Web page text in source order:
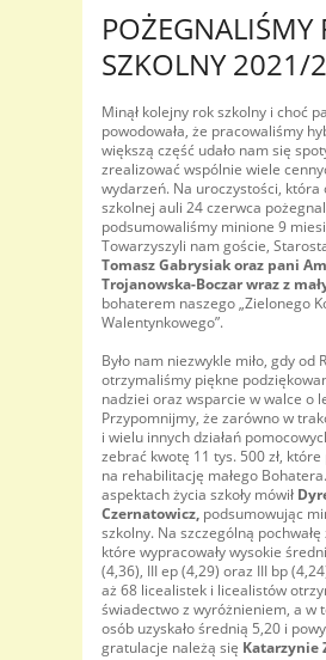
POŻEGNALIŚMY
SZKOLNY 2021/
Minął kolejny rok szkolny i choć
powodowała, że pracowaliśmy
większą część udało nam się
zrealizować wspólnie wiele
wydarzeń. Na uroczystości, która
szkolnej auli 24 czerwca
podsumowaliśmy minione 9
Towarzyszyli nam goście,
Tomasz Gabrysiak oraz pani
Trojanowska-Boczar wraz z
bohaterem naszego „Zielonego
Walentynkowego”.
Było nam niezwykle miło, gdy od
otrzymaliśmy piękne
nadziei oraz wsparcie w walce o
Przypomnijmy, że zarówno w
i wielu innych działań
zebrać kwotę 11 tys. 500 zł,
na rehabilitację małego
aspektach życia szkoły mówił
Czernatowicz, podsumowując
szkolny. Na szczególną pochwałę
które wypracowały wysokie
(4,36), III ep (4,29) oraz III bp
aż 68 licealistek i licealistów
świadectwo z wyróżnieniem, a w
osób uzyskało średnią 5,20 i
gratulacje należą się Katarzynie